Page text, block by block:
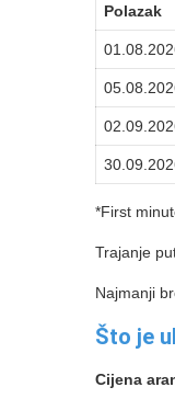
Polazak
*First
Trajanje
Najmanji
Što je
Cijena